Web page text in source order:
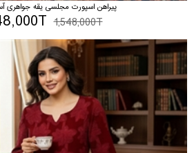
پیراهن اسپورت مجلسی یقه جواهری
1,548,000T